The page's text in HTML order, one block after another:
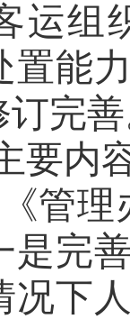
运组
置能
订完
要内
管理
是完
况下